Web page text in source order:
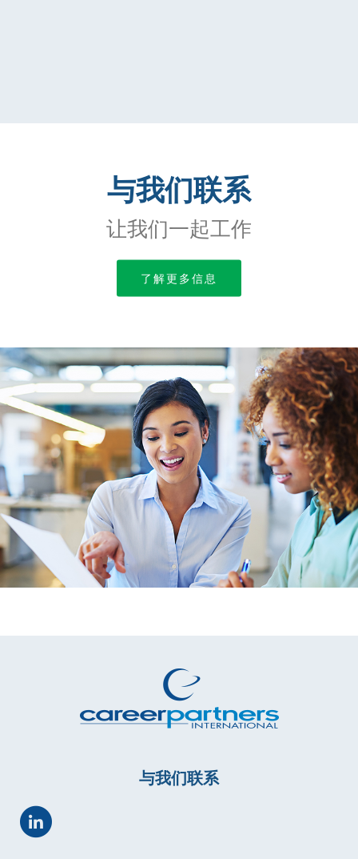
与我们联系
让我们一起工作
了解更多信息
与我们联系